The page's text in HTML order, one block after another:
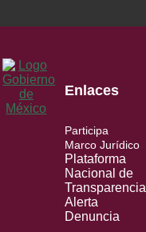
Enlaces
Participa
Marco Jurídico
Plataforma
Nacional de
Transparencia
Alerta
Denuncia